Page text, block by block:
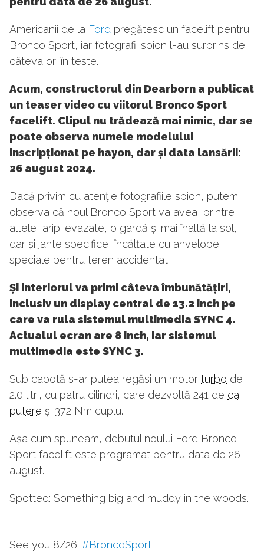
Americanii de la Ford pregătesc un facelift pentru
Bronco Sport, iar fotografii spion l-au surprins de
câteva ori în teste.
Acum, constructorul din Dearborn a publicat
un teaser video cu viitorul Bronco Sport
facelift. Clipul nu trădează mai nimic, dar se
poate observa numele modelului
inscripționat pe hayon, dar și data lansării:
26 august 2024.
Dacă privim cu atenție fotografiile spion, putem
observa că noul Bronco Sport va avea, printre
altele, aripi evazate, o gardă și mai înaltă la sol,
dar și jante specifice, încălțate cu anvelope
speciale pentru teren accidentat.
Și interiorul va primi câteva îmbunătățiri,
inclusiv un display central de 13.2 inch pe
care va rula sistemul multimedia SYNC 4.
Actualul ecran are 8 inch, iar sistemul
multimedia este SYNC 3.
Sub capotă s-ar putea regăsi un motor turbo de
2.0 litri, cu patru cilindri, care dezvoltă 241 de cai
putere și 372 Nm cuplu.
Așa cum spuneam, debutul noului Ford Bronco
Sport facelift este programat pentru data de 26
august.
Spotted: Something big and muddy in the woods.
See you 8/26. #BroncoSport